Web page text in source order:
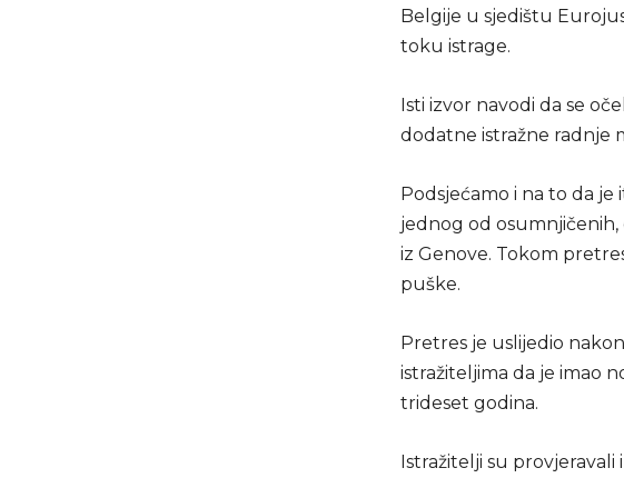
Belgije u sjedištu
toku istrage.
Isti izvor navodi da se
dodatne istražne radnje
Podsjećamo i na to da
jednog od
iz Genove. Tokom
puške.
Pretres je uslijedio
istražiteljima da je imao
trideset godina.
Istražitelji su